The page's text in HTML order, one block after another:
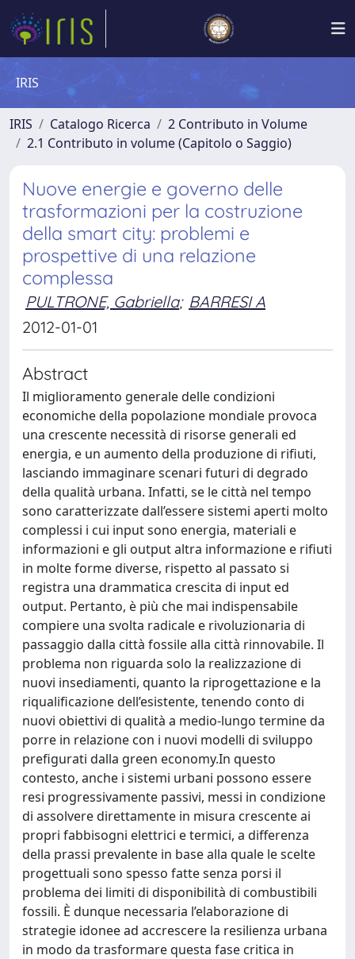
IRIS
IRIS Catalogo Ricerca
2 Contributo in Volume
2.1 Contributo in volume (Capitolo o Saggio)
Nuove energie e governo delle
trasformazioni per la costruzione
della smart city: problemi e
prospettive di una relazione
complessa
PULTRONE, Gabriella; BARRESI A
2012-01-01
Abstract
Il miglioramento generale delle condizioni
economiche della popolazione mondiale provoca
una crescente necessità di risorse generali ed
energia, e un aumento della produzione di rifiuti,
lasciando immaginare scenari futuri di degrado
della qualità urbana. Infatti, se le città nel tempo
sono caratterizzate dall’essere sistemi aperti molto
complessi i cui input sono energia, materiali e
informazioni e gli output altra informazione e rifiuti
in molte forme diverse, rispetto al passato si
registra una drammatica crescita di input ed
output. Pertanto, è più che mai indispensabile
compiere una svolta radicale e rivoluzionaria di
passaggio dalla città fossile alla città rinnovabile. Il
problema non riguarda solo la realizzazione di
nuovi insediamenti, quanto la riprogettazione e la
riqualificazione dell’esistente, tenendo conto di
nuovi obiettivi di qualità a medio-lungo termine da
porre in relazione con i nuovi modelli di sviluppo
prefigurati dalla green economy.In questo
contesto, anche i sistemi urbani possono essere
resi progressivamente passivi, messi in condizione
di assolvere direttamente in misura crescente ai
propri fabbisogni elettrici e termici, a differenza
della prassi prevalente in base alla quale le scelte
progettuali sono spesso fatte senza porsi il
problema dei limiti di disponibilità di combustibili
fossili. È dunque necessaria l’elaborazione di
strategie idonee ad accrescere la resilienza urbana
in modo da trasformare questa fase critica in